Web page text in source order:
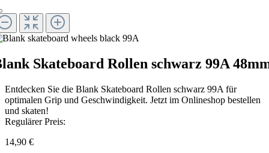
Skateboard Rollen schwarz 99A
Entdecken Sie die Blank Skateboard Rollen schwarz 99A für
optimalen Grip und Geschwindigkeit. Jetzt im Onlineshop bestellen
und skaten!
Regulärer Preis:
14,90 €